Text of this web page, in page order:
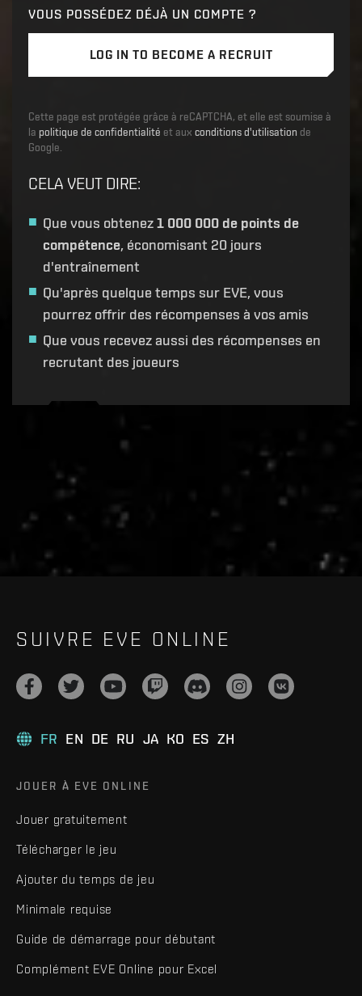
VOUS POSSÉDEZ DÉJÀ UN COMPTE ?
LOG IN TO BECOME A RECRUIT
Cette page est protégée grâce à reCAPTCHA, et elle est soumise à
la politique de confidentialité et aux conditions d'utilisation de
Google.
CELA VEUT DIRE:
Que vous obtenez1 000 000 de points de
compétence, économisant 20 jours
d'entraînement
Qu'après quelque temps sur EVE, vous
pourrez offrir des récompenses à vos amis
Que vous recevez aussi des récompenses en
recrutant des joueurs
SUIVRE EVE ONLINE
FR EN DE RU JA KO ES ZH
JOUER À EVE ONLINE
Jouer gratuitement
Télécharger le jeu
Ajouter du temps de jeu
Minimale requise
Guide de démarrage pour débutant
Complément EVE Online pour Excel